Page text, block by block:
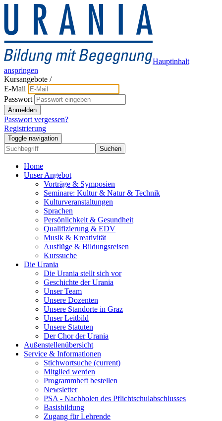
Hauptinhalt
anspringen
Kursangebote /
E-Mail
Passwort
Anmelden
Passwort vergessen?
Registrierung
Toggle navigation
Suchen
Home
Unser Angebot
Vorträge & Symposien
Seminare: Kultur & Natur & Technik
Kulturveranstaltungen
Sprachen
Persönlichkeit & Gesundheit
Qualifizierung & EDV
Musik & Kreativität
Ausflüge & Bildungsreisen
Kurssuche
Die Urania
Die Urania stellt sich vor
Geschichte der Urania
Unser Team
Unsere Dozenten
Unsere Standorte in Graz
Unser Leitbild
Unsere Statuten
Der Chor der Urania
Außenstellenübersicht
Service & Informationen
Stichwortsuche (current)
Mitglied werden
Programmheft bestellen
Newsletter
PSA - Nachholen des Pflichtschulabschlusses
Basisbildung
Zugang für Lehrende